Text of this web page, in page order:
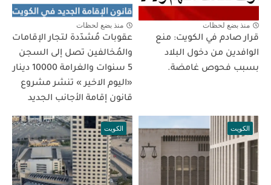
منذ بضع لحظات
قرار صادم في الكويت: منع
الوافدين من دخول البلاد
بسبب فحوص غامضة.
منذ بضع لحظات
عقوبات مُشدّدة لتجار الإقامات
والمُخالفين تصل إلى السجن
5 سنوات والغرامة 10000 دينار
«اليوم الاخير » تنشر مشروع
قانون إقامة الأجانب الجديد
الكويت الكويت